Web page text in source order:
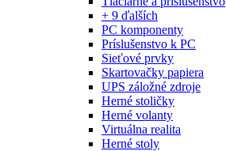
+ 9 ďalších
PC komponenty
Príslušenstvo k PC
Sieťové prvky
Skartovačky papiera
UPS záložné zdroje
Herné stoličky
Herné volanty
Virtuálna realita
Herné stoly